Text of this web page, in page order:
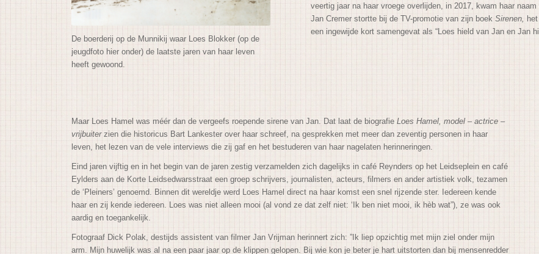
De boerderij op de Munnikij waar Loes Blokker(op de
jeugdfoto hier onder) de laatste jaren van haar leven
heeft gewoond.
veertig jaar na haar vroege overlijden, in 2017, kwam haar
Jan Cremer stortte bij de TV-promotie van zijn boekSirenen,
een ingewijde kort samengevat als “Loes hield van Jan en Jan
Maar Loes Hamel was méér dan de vergeefs roepende sirene van Jan. Dat laat de biografieLoes Hamel, model – actrice –
vrijbuiterzien die historicus Bart Lankester over haar schreef, na gesprekken met meer dan zeventig personen in haar
leven, het lezen van de vele interviews die zij gaf en het bestuderen van haar nagelaten herinneringen.
Eind jaren vijftig en in het begin van de jaren zestig verzamelden zich dagelijks in café Reynders op het Leidseplein en café
Eylders aan de Korte Leidsedwarsstraat een groep schrijvers, journalisten, acteurs, filmers en ander artistiek volk, tezamen
de ‘Pleiners’ genoemd. Binnen dit wereldje werd Loes Hamel direct na haar komst een snel rijzende ster. Iedereen kende
haar en zij kende iedereen. Loes was niet alleen mooi (al vond ze dat zelf niet: ‘Ik ben niet mooi, ik hèb wat”), ze was ook
aardig en toegankelijk.
Fotograaf Dick Polak, destijds assistent van filmer Jan Vrijman herinnert zich: ”Ik liep opzichtig met mijn ziel onder mijn
arm. Mijn huwelijk was al na een paar jaar op de klippen gelopen. Bij wie kon je beter je hart uitstorten dan bij mensenredder